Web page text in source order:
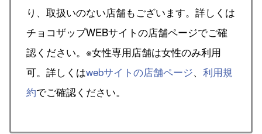
り、取扱いのない店舗もございます。詳しくは
チョコザップWEBサイトの店舗ページでご確
認ください。※女性専用店舗は女性のみ利用
可。詳しくはwebサイトの店舗ページ、 利用規
約でご確認ください。